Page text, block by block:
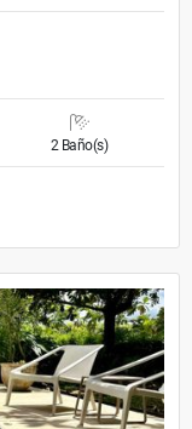
2 Baño(s)